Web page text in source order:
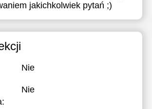
jakichkolwiek pytań ;)
Nie
Nie